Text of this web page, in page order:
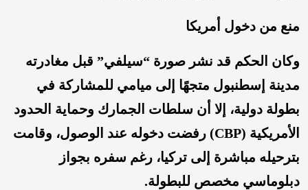
منع من دخول أمريكا
وكان الحكم قد نشر صورة “سيلفي” قبل مغادرته
مدينة إسطنبول متجهًا إلى ميامي للمشاركة في
بطولة دولية، إلا أن سلطات الجمارك وحماية الحدود
الأمريكية (CBP) رفضت دخوله عند الوصول، وقامت
بترحيله مباشرة إلى تركيا، رغم سفره بجواز
دبلوماسي مخصص للبطولة.